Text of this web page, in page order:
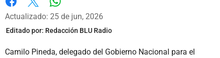
Facebook
X
Actualizado: 25 de jun, 2026
Editado por: Redacción BLU Radio
Camilo Pineda, delegado del Gobierno Nacional para el